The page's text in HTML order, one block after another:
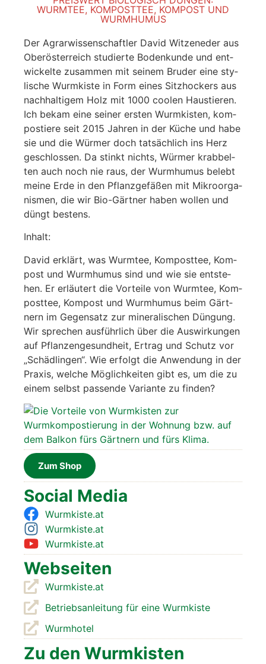
WURM­TEE, KOM­POST­TEE, KOM­POST UND
WURM­HU­MUS
Der Agrar­wis­sen­schaft­ler David Wit­zeneder aus
Ober­ös­ter­reich stu­dier­te Boden­kun­de und ent­
wi­ckel­te zusam­men mit sei­nem Bru­der eine sty­
li­sche Wurm­kis­te in Form eines Sitz­ho­ckers aus
nach­hal­ti­gem Holz mit 1000 coo­len Haus­tie­ren.
Ich bekam eine sei­ner ers­ten Wurm­kis­ten, kom­
pos­tie­re seit 2015 Jah­ren in der Küche und habe
sie und die Wür­mer doch tat­säch­lich ins Herz
geschlos­sen. Da stinkt nichts, Wür­mer krab­bel­
ten auch noch nie raus, der Wurm­hu­mus belebt
mei­ne Erde in den Pflanz­ge­fä­ßen mit Mikro­or­ga­
nis­men, die wir Bio-Gärt­ner haben wol­len und
düngt bes­tens.
Inhalt:
David erklärt, was Wurm­tee, Kom­post­tee, Kom­
post und Wurm­hu­mus sind und wie sie ent­ste­
hen. Er erläu­tert die Vor­tei­le von Wurm­tee, Kom­
post­tee, Kom­post und Wurm­hu­mus beim Gärt­
nern im Gegen­satz zur mine­ra­li­schen Dün­gung.
Wir spre­chen aus­führ­lich über die Aus­wir­kun­gen
auf Pflan­zen­ge­sund­heit, Ertrag und Schutz vor
„Schäd­lin­gen“. Wie erfolgt die Anwen­dung in der
Pra­xis, wel­che Mög­lich­kei­ten gibt es, um die zu
einem selbst pas­sen­de Vari­an­te zu fin­den?
Zum Shop
Social Media
Wurmkiste.at
Wurmkiste.at
Wurmkiste.at
Web­sei­ten
Wurmkiste.at
Betriebs­an­lei­tung für eine Wurm­kis­te
Wurm­ho­tel
Zu den Wurm­kis­ten